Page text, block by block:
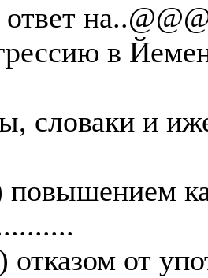
в
словаки и
повышением
отказом от